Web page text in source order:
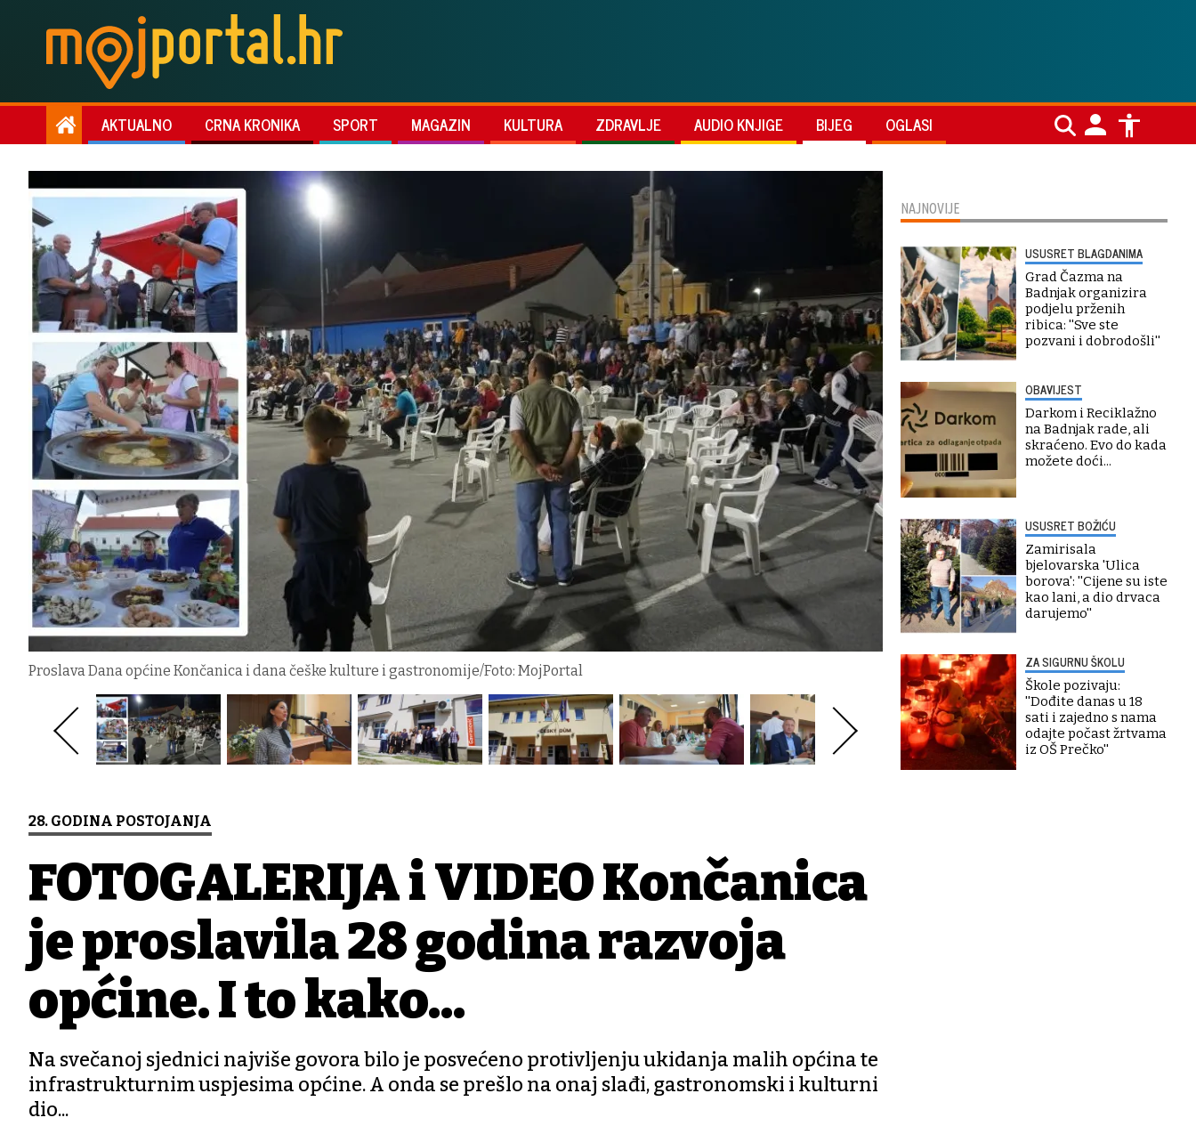
AKTUALNO CRNA KRONIKA SPORT MAGAZIN KULTURA ZDRAVLJE AUDIO KNJIGE BIJEG OGLASI
Proslava Dana općine Končanica i dana češke kulture i gastronomije/Foto: MojPortal
28. GODINA POSTOJANJA
FOTOGALERIJA i VIDEO Končanica
je proslavila 28 godina razvoja
općine. I to kako...
Na svečanoj sjednici najviše govora bilo je posvećeno protivljenju ukidanja malih općina te
infrastrukturnim uspjesima općine. A onda se prešlo na onaj slađi, gastronomski i kulturni
dio...
NAJNOVIJE
USUSRET BLAGDANIMA
Grad Čazma na
Badnjak organizira
podjelu prženih
ribica: ''Sve ste
pozvani i dobrodošli''
OBAVIJEST
Darkom i Reciklažno
na Badnjak rade, ali
skraćeno. Evo do kada
možete doći...
USUSRET BOŽIĆU
Zamirisala
bjelovarska 'Ulica
borova': ''Cijene su iste
kao lani, a dio drvaca
darujemo''
ZA SIGURNU ŠKOLU
Škole pozivaju:
''Dođite danas u 18
sati i zajedno s nama
odajte počast žrtvama
iz OŠ Prečko''